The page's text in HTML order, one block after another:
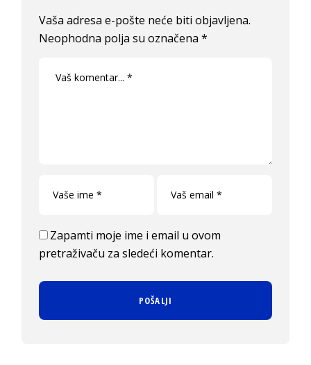
Vaša adresa e-pošte neće biti objavljena.
Neophodna polja su označena*
Zapamti moje ime i email u ovom
pretraživaču za sledeći komentar.